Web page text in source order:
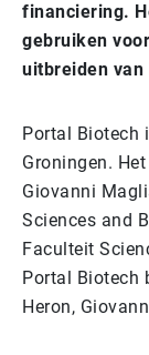
financiering.
gebruiken
uitbreiden van
Portal Biotech
Groningen.
Giovanni
Sciences and
Faculteit
Portal Biotech
Heron,